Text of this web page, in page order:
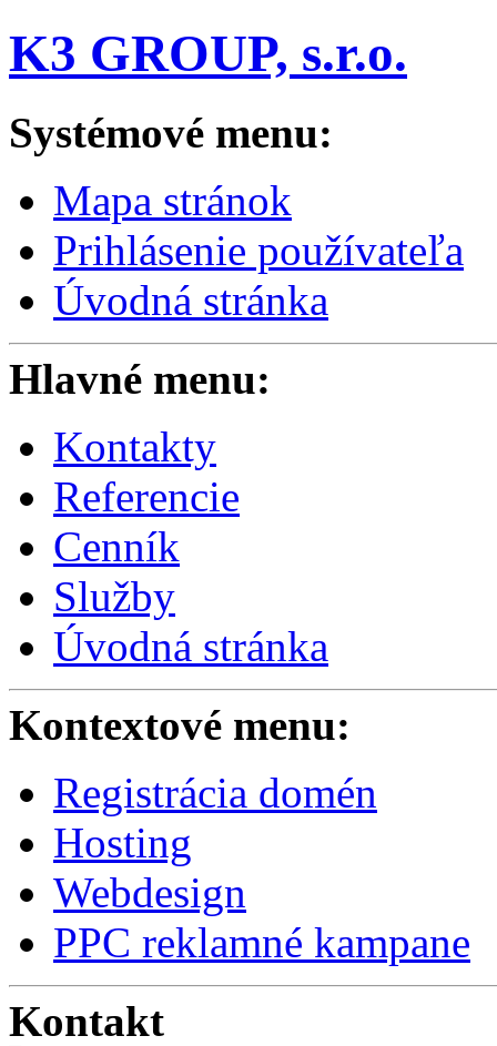
K3 GROUP, s.r.o.
Systémové menu:
Mapa stránok
Prihlásenie používateľa
Úvodná stránka
Hlavné menu:
Kontakty
Referencie
Cenník
Služby
Úvodná stránka
Kontextové menu:
Registrácia domén
Hosting
Webdesign
PPC reklamné kampane
Kontakt